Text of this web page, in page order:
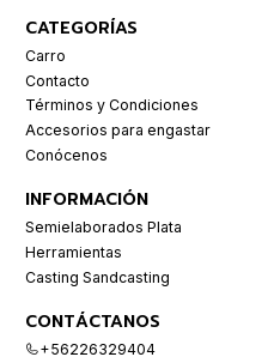
CATEGORÍAS
Carro
Contacto
Términos y Condiciones
Accesorios para engastar
Conócenos
INFORMACIÓN
Semielaborados Plata
Herramientas
Casting Sandcasting
CONTÁCTANOS
+56226329404